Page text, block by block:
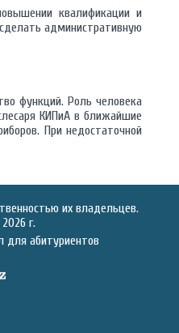
квалификации и
административную
функций. Роль человека
КИПиА в ближайшие
При недостаточной
их владельцев.
г.
для абитуриентов